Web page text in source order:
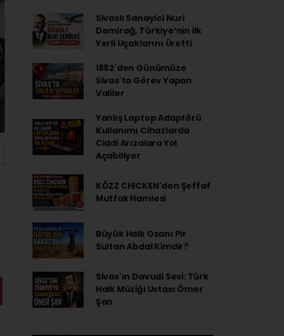
Sivaslı Sanayici Nuri
Demirağ, Türkiye’nin İlk
Yerli Uçaklarını Üretti
1882'den Günümüze
Sivas'ta Görev Yapan
Valiler
Yanlış Laptop Adaptörü
Kullanımı Cihazlarda
Ciddi Arızalara Yol
Açabiliyor
KÖZZ CHİCKEN'den Şeffaf
Mutfak Hamlesi
Büyük Halk Ozanı Pir
Sultan Abdal Kimdir?
Sivas'ın Davudi Sesi: Türk
Halk Müziği Ustası Ömer
Şan